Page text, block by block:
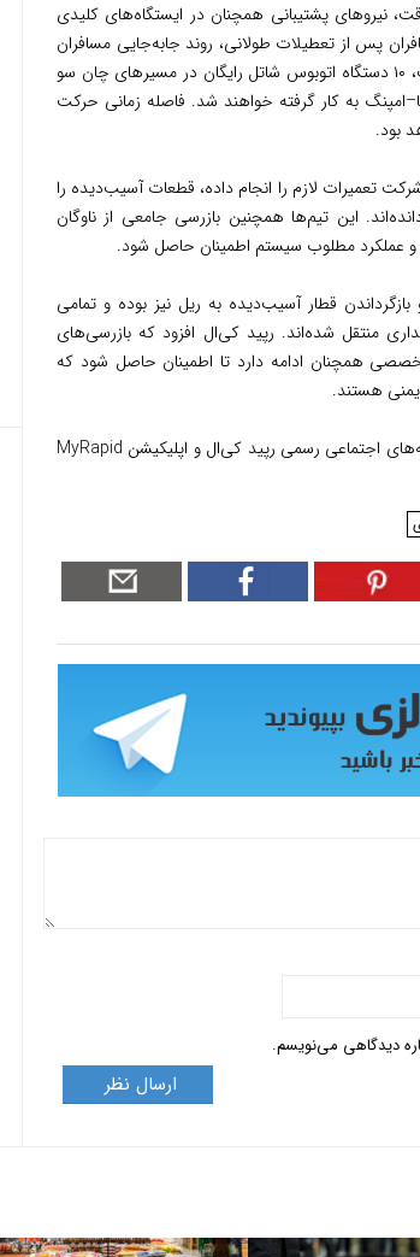
نیروهای پشتیبانی همچنان در ایستگاه‌های کلیدی
پس از تعطیلات طولانی، روند جابه‌جایی مسافران
به‌صورت روان انجام شود.» برای پشتیبانی از این عملیات موقت، ۱۰ دستگاه اتوبوس شاتل رایگان در مسیرهای چان سو
به کار گرفته خواهند شد. فاصله زمانی حرکت
تعمیرات لازم را انجام داده، قطعات آسیب‌دیده را
این تیم‌ها همچنین بازرسی جامعی از ناوگان
و عملکرد مطلوب سیستم اطمینان حاصل شود.
قطار آسیب‌دیده به ریل نیز بوده و تمامی
منتقل شده‌اند. رپید کی‌ال افزود که بازرسی‌های
همچنان ادامه دارد تا اطمینان حاصل شود که
هستند.
از مسافران خواسته شده است آخرین اطلاعات را از طریق شبکه‌های اجتماعی رسمی رپید کی‌ال و اپلیکیشن MyRapid
دیدگاهی می‌نویسم.